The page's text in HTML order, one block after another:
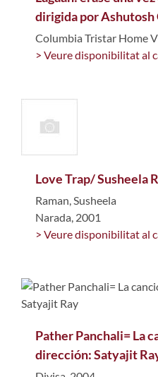
dirigida por
Columbia Tristar Home
> Veure disponibilitat al
Love Trap/ Susheela
Raman, Susheela
Narada, 2001
> Veure disponibilitat al
Pather Panchali= La
dirección: Satyajit